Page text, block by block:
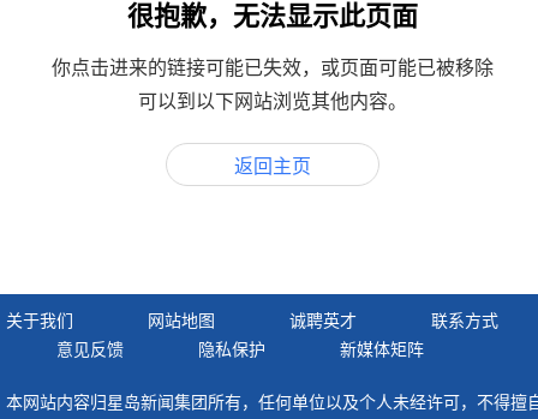
很抱歉，无法显示此页面
你点击进来的链接可能已失效，或页面可能已被移除
可以到以下网站浏览其他内容。
返回主页
关于我们 网站地图 诚聘英才
联系方式
意见反馈
隐私保护 新媒体矩阵
本网站内容归星岛新闻集团所有，任何单位以及个人未经许可，不得擅